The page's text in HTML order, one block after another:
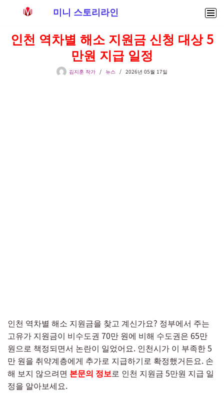
텐
미니 스토리라인
인천 역차별 해소 지원금 신청 대상 5
만원 지급 일정
김지훈 작가 뉴스 2026년 05월 17일
인천 역차별 해소 지원금을 찾고 계신가요? 정부에서 주는
고유가 지원금이 비수도권 70만 원에 비해 수도권은 65만
원으로 책정되면서 논란이 일었어요. 인천시가 이 부족한 5
만 원을 취약계층에게 추가로 지급하기로 확정했거든요. 손
해 보지 않으려면 본문의 정보로 인천 지원금 5만원 지급 일
정을 알아보세요.